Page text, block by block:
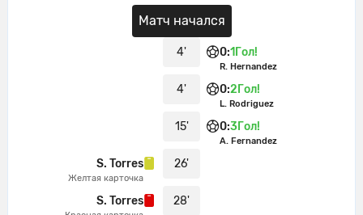
Густаво Кристальдо уходит с поля.
Rodrigo Gonzalez выходит вместо него
Luis Rodriguez уходит с поля. Wagner
выходит вместо него
Руди Кардосо сделал
результативную передачу.
Матч начался
4' 0:1 Гол!
R. Hernandez
4' 0:2 Гол!
L. Rodriguez
15' 0:3Гол!
A. Fernandez
26'
S. Torres
Желтая карточка
28'
S. Torres